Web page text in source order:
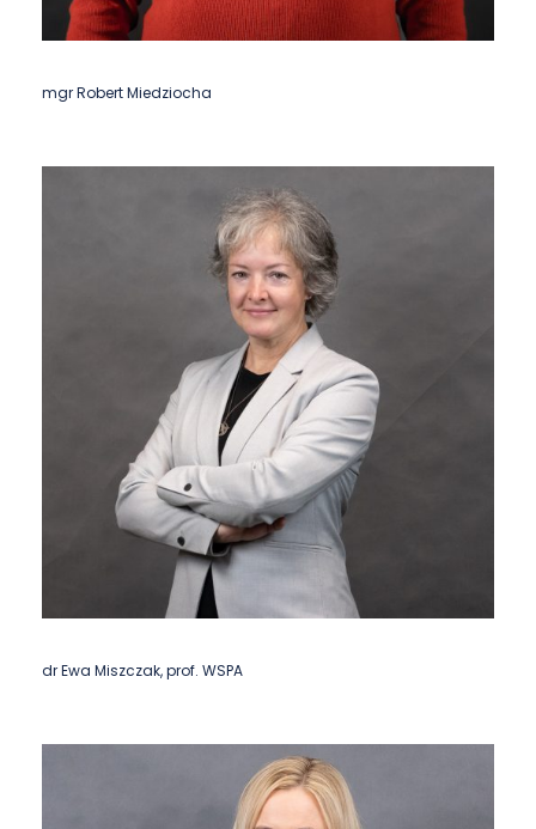
mgr Robert Miedziocha
dr Ewa Miszczak, prof. WSPA